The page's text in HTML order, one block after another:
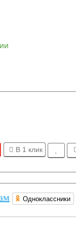
В 1 клик
Одноклассники